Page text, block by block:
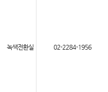
녹색전환실 02-2284-1956